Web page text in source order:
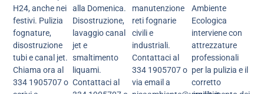
H24, anche nei
festivi. Pulizia
fognature,
disostruzione
tubi e canal jet.
Chiama ora al
334 1905707 o
alla Domenica.
Disostruzione,
lavaggio canal
jet e
smaltimento
liquami.
Contattaci al
manutenzione
reti fognarie
civili e
industriali.
Contattaci al
334 1905707 o
via email a
Ambiente
Ecologica
interviene con
attrezzature
professionali
per la pulizia e il
corretto